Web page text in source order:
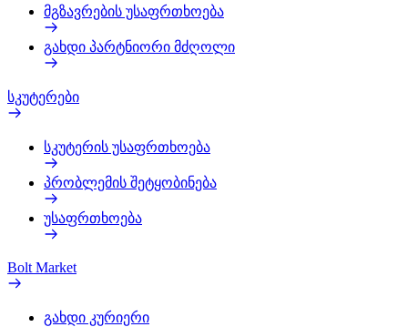
მგზავრების უსაფრთხოება
გახდი პარტნიორი მძღოლი
სკუტერები
სკუტერის უსაფრთხოება
პრობლემის შეტყობინება
უსაფრთხოება
Bolt Market
გახდი კურიერი